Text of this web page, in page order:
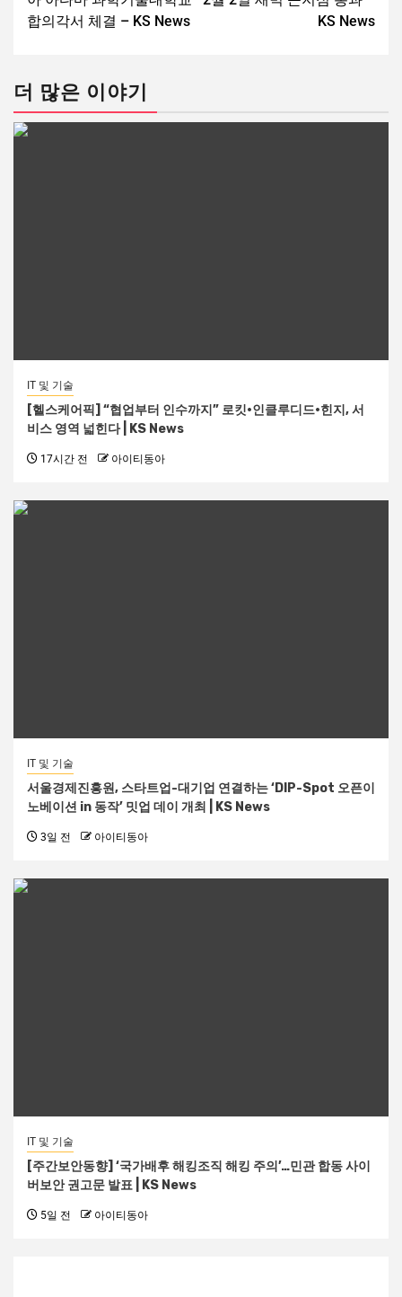
합의각서 체결 – KS News
KS News
더 많은 이야기
IT 및 기술
[헬스케어픽] “협업부터 인수까지” 로킷·인클루디드·힌지, 서
비스 영역 넓힌다 | KS News
17시간 전 아이티동아
IT 및 기술
서울경제진흥원, 스타트업-대기업 연결하는 ‘DIP-Spot 오픈이
노베이션 in 동작’ 밋업 데이 개최 | KS News
3일 전 아이티동아
IT 및 기술
[주간보안동향] ‘국가배후 해킹조직 해킹 주의’…민관 합동 사이
버보안 권고문 발표 | KS News
5일 전 아이티동아